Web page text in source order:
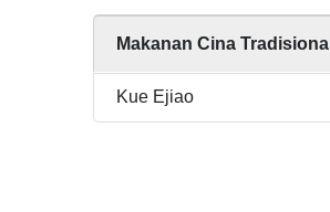
Makanan Cina Tradisional
Kue Ejiao